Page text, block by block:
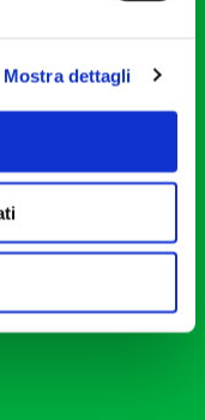
Mostra dettagli